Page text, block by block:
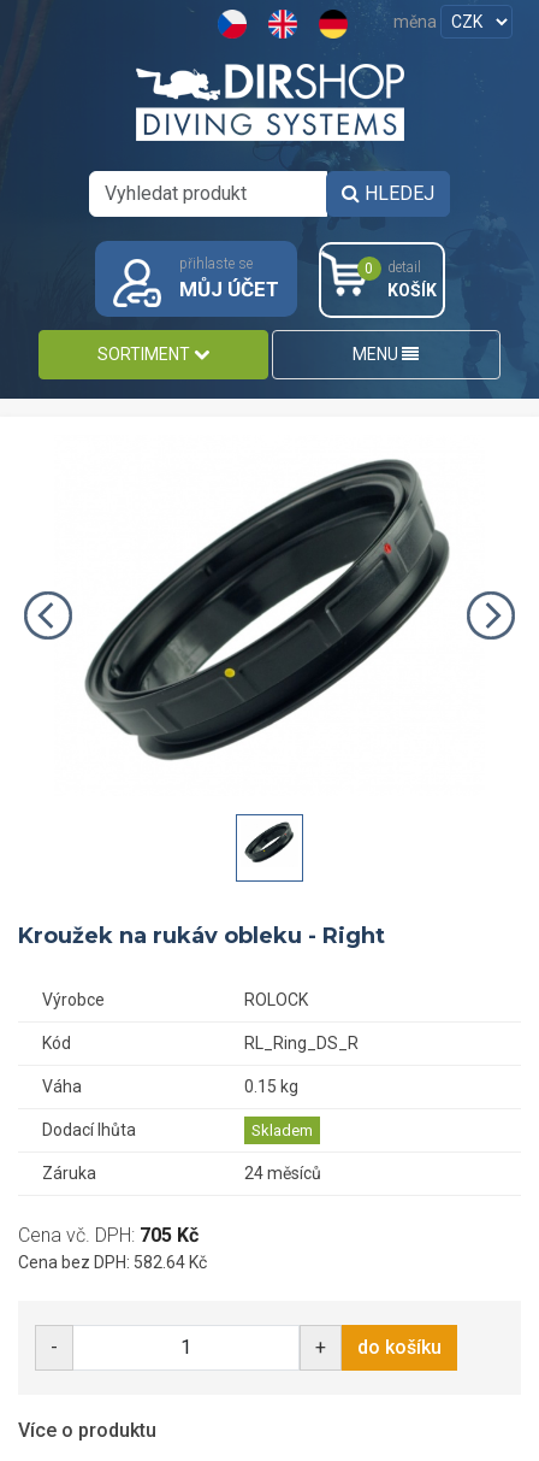
měna
HLEDEJ
přihlaste se
MŮJ ÚČET
0 detail
KOŠÍK
SORTIMENT MENU
Kroužek na rukáv obleku - Right
Výrobce ROLOCK
Kód RL_Ring_DS_R
Váha 0.15 kg
Dodací lhůta Skladem
Záruka 24 měsíců
Cena vč. DPH: 705 Kč
Cena bez DPH: 582.64 Kč
- + do košíku
Více o produktu